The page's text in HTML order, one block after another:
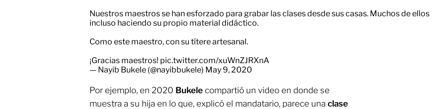
Nuestros maestros se han esforzado para grabar las clases desde sus casas. Muchos de ellos
incluso haciendo su propio material didáctico.
Como este maestro, con su títere artesanal.
¡Gracias maestros! pic.twitter.com/xuWnZJRXnA
— Nayib Bukele (@nayibbukele) May 9, 2020
Por ejemplo, en 2020 Bukele compartió un video en donde se
muestra a su hija en lo que, explicó el mandatario, parece una clase